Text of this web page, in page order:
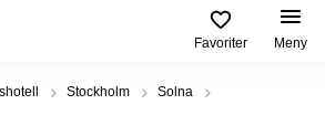
Favoriter Meny
Stockholm
Solna